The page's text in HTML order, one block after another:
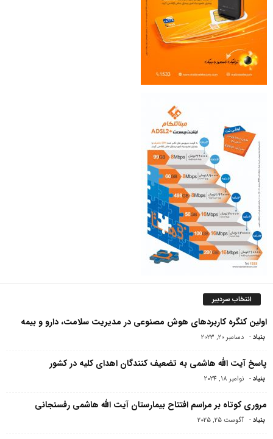
انتخاب سردبیر
اولین کنگره کاربردهای هوش مصنوعی در مدیریت سلامت، دارو و بیمه
بنیاد- دسامبر 20, 2023
پاسخ آیت الله هاشمی به تضعیف کنندگان اهدای کلیه در کشور
بنیاد- نوامبر 18, 2024
مروری کوتاه بر مراسم افتتاح بیمارستان آیت الله هاشمی‌ رفسنجانی
بنیاد- آگوست 25, 2025